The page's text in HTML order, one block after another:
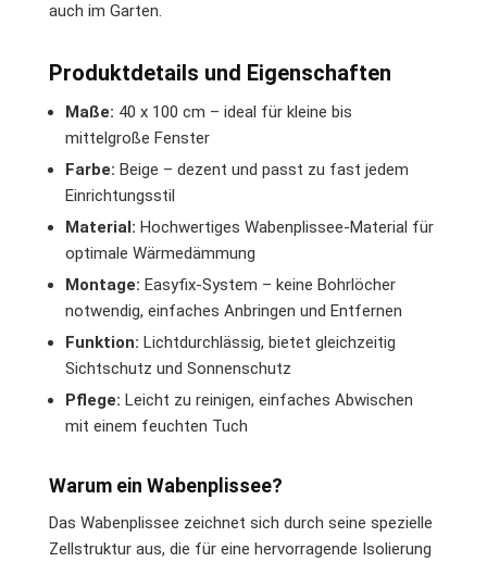
auch im Garten.
Produktdetails und Eigenschaften
Maße: 40 x 100 cm – ideal für kleine bis
mittelgroße Fenster
Farbe: Beige – dezent und passt zu fast jedem
Einrichtungsstil
Material: Hochwertiges Wabenplissee-Material für
optimale Wärmedämmung
Montage: Easyfix-System – keine Bohrlöcher
notwendig, einfaches Anbringen und Entfernen
Funktion: Lichtdurchlässig, bietet gleichzeitig
Sichtschutz und Sonnenschutz
Pflege: Leicht zu reinigen, einfaches Abwischen
mit einem feuchten Tuch
Warum ein Wabenplissee?
Das Wabenplissee zeichnet sich durch seine spezielle
Zellstruktur aus, die für eine hervorragende Isolierung